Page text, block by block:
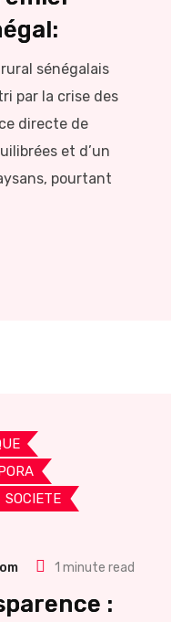
sénégalais
par la crise des
directe de
et d’un
pourtant
SOCIETE
1 minute read
: